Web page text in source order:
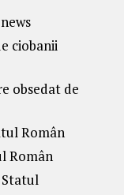
ciobanii
obsedat de
Român
Român